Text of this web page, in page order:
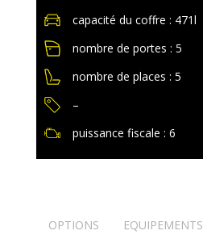
capacité du coffre : 471l
nombre de portes : 5
nombre de places : 5
–
puissance fiscale : 6
OPTIONS EQUIPEMENTS